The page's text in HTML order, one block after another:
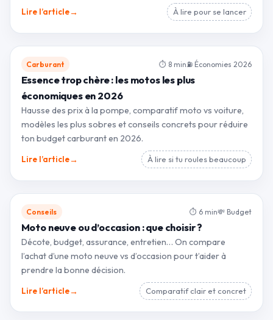
Lire l’article→ À lire pour se lancer
Carburant ⏱ 8 min⛽ Économies 2026
Essence trop chère : les motos les plus
économiques en 2026
Hausse des prix à la pompe, comparatif moto vs voiture,
modèles les plus sobres et conseils concrets pour réduire
ton budget carburant en 2026.
Lire l’article→ À lire si tu roules beaucoup
Conseils ⏱ 6 min💸 Budget
Moto neuve ou d’occasion : que choisir ?
Décote, budget, assurance, entretien… On compare
l’achat d’une moto neuve vs d’occasion pour t’aider à
prendre la bonne décision.
Lire l’article→ Comparatif clair et concret